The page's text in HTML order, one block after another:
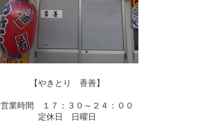
【やきとり 香善】
営業時間 １７：３０～２４：００
定休日 日曜日